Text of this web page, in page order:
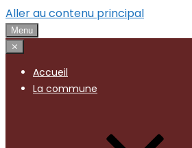
Aller au contenu principal
Menu
⨯
Accueil
La commune